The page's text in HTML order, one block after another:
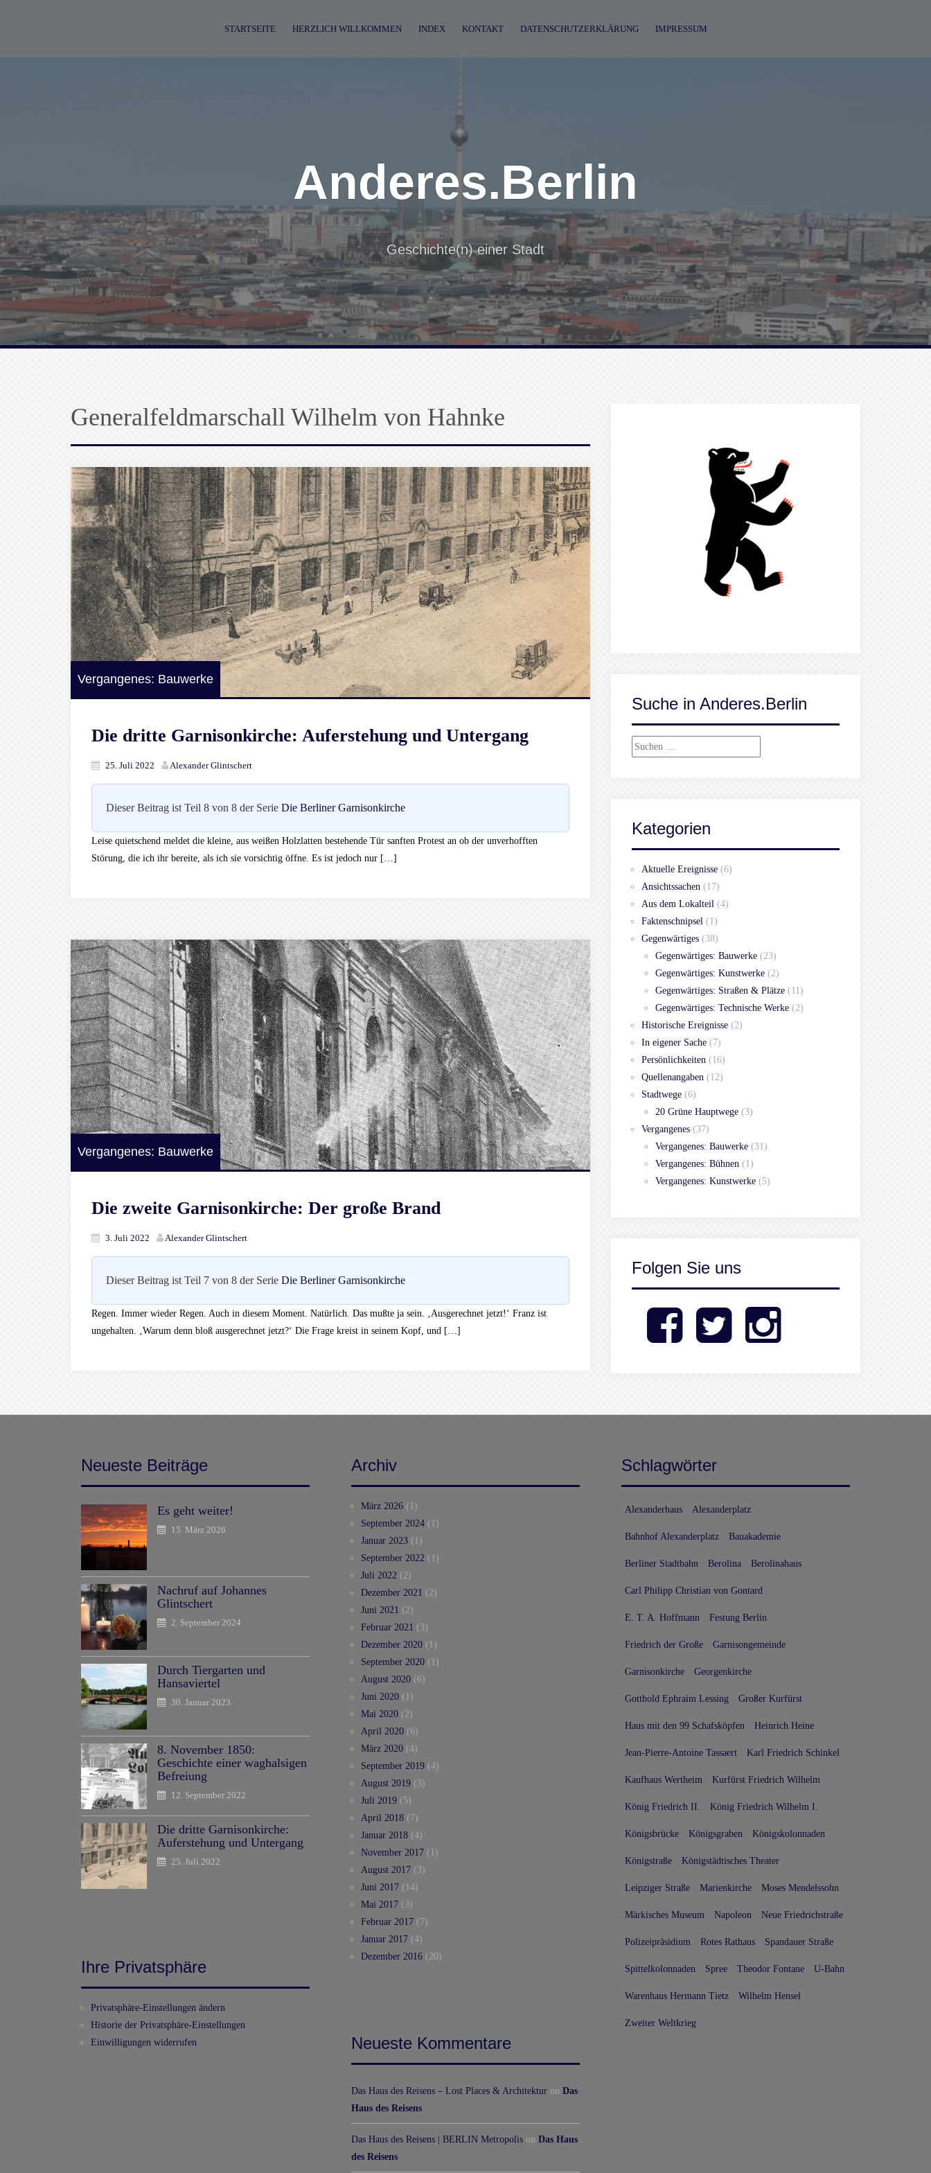
STARTSEITE HERZLICH WILLKOMMEN INDEX KONTAKT DATENSCHUTZERKLÄRUNG IMPRESSUM
Anderes.Berlin
Geschichte(n) einer Stadt
Generalfeldmarschall Wilhelm von Hahnke
Vergangenes: Bauwerke
Die dritte Garnisonkirche: Auferstehung und Untergang
25. Juli 2022 Alexander Glintschert
Dieser Beitrag ist Teil 8 von 8 der Serie Die Berliner Garnisonkirche
Leise quietschend meldet die kleine, aus weißen Holzlatten bestehende Tür sanften Protest an ob der unverhofften
Störung, die ich ihr bereite, als ich sie vorsichtig öffne. Es ist jedoch nur […]
Vergangenes: Bauwerke
Die zweite Garnisonkirche: Der große Brand
3. Juli 2022 Alexander Glintschert
Dieser Beitrag ist Teil 7 von 8 der Serie Die Berliner Garnisonkirche
Regen. Immer wieder Regen. Auch in diesem Moment. Natürlich. Das mußte ja sein. ‚Ausgerechnet jetzt!‘ Franz ist
ungehalten. ‚Warum denn bloß ausgerechnet jetzt?‘ Die Frage kreist in seinem Kopf, und […]
Suche in Anderes.Berlin
Suchen
Kategorien
Aktuelle Ereignisse (6)
Ansichtssachen (17)
Aus dem Lokalteil (4)
Faktenschnipsel (1)
Gegenwärtiges (38)
Gegenwärtiges: Bauwerke (23)
Gegenwärtiges: Kunstwerke (2)
Gegenwärtiges: Straßen & Plätze (11)
Gegenwärtiges: Technische Werke (2)
Historische Ereignisse (2)
In eigener Sache (7)
Persönlichkeiten (16)
Quellenangaben (12)
Stadtwege (6)
20 Grüne Hauptwege (3)
Vergangenes (37)
Vergangenes: Bauwerke (31)
Vergangenes: Bühnen (1)
Vergangenes: Kunstwerke (5)
Folgen Sie uns
Facebook Twitter Instagram
Neueste Beiträge
Es geht weiter!
15. März 2026
Nachruf auf Johannes
Glintschert
2. September 2024
Durch Tiergarten und
Hansaviertel
30. Januar 2023
8. November 1850:
Geschichte einer waghalsigen
Befreiung
12. September 2022
Die dritte Garnisonkirche:
Auferstehung und Untergang
25. Juli 2022
Ihre Privatsphäre
Privatsphäre-Einstellungen ändern
Historie der Privatsphäre-Einstellungen
Einwilligungen widerrufen
Archiv
März 2026 (1)
September 2024 (1)
Januar 2023 (1)
September 2022 (1)
Juli 2022 (2)
Dezember 2021 (2)
Juni 2021 (2)
Februar 2021 (3)
Dezember 2020 (1)
September 2020 (1)
August 2020 (6)
Juni 2020 (1)
Mai 2020 (2)
April 2020 (6)
März 2020 (4)
September 2019 (4)
August 2019 (3)
Juli 2019 (5)
April 2018 (7)
Januar 2018 (4)
November 2017 (1)
August 2017 (3)
Juni 2017 (14)
Mai 2017 (3)
Februar 2017 (7)
Januar 2017 (4)
Dezember 2016 (20)
Neueste Kommentare
Das Haus des Reisens – Lost Places & Architektur on Das
Haus des Reisens
Das Haus des Reisens | BERLIN Metropolis on Das Haus
des Reisens
Schlagwörter
Alexanderhaus Alexanderplatz
Bahnhof Alexanderplatz Bauakademie
Berliner Stadtbahn Berolina Berolinahaus
Carl Philipp Christian von Gontard
E. T. A. Hoffmann Festung Berlin
Friedrich der Große Garnisongemeinde
Garnisonkirche Georgenkirche
Gotthold Ephraim Lessing Großer Kurfürst
Haus mit den 99 Schafsköpfen Heinrich Heine
Jean-Pierre-Antoine Tassaert Karl Friedrich Schinkel
Kaufhaus Wertheim Kurfürst Friedrich Wilhelm
König Friedrich II. König Friedrich Wilhelm I.
Königsbrücke Königsgraben Königskolonnaden
Königstraße Königstädtisches Theater
Leipziger Straße Marienkirche Moses Mendelssohn
Märkisches Museum Napoleon Neue Friedrichstraße
Polizeipräsidium Rotes Rathaus Spandauer Straße
Spittelkolonnaden Spree Theodor Fontane U-Bahn
Warenhaus Hermann Tietz Wilhelm Hensel
Zweiter Weltkrieg